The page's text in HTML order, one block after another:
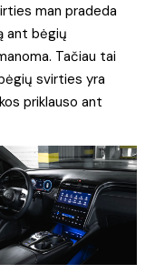
man pradeda
ant bėgių
Tačiau tai
svirties yra
priklauso ant